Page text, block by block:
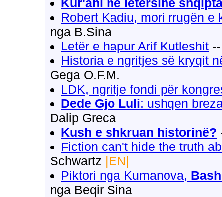
Kur'ani në letërsinë
Robert Kadiu, mori rrugën e
nga B.Sina
Letër e hapur Arif Kutleshit
Historia e ngritjes së kryqit
Gega O.F.M.
LDK, ngritje fondi për
Dede Gjo Luli: ushqen
Dalip Greca
Kush e shkruan historinë?
Fiction can't hide the truth
Schwartz |EN|
Piktori nga Kumanova,
nga Beqir Sina